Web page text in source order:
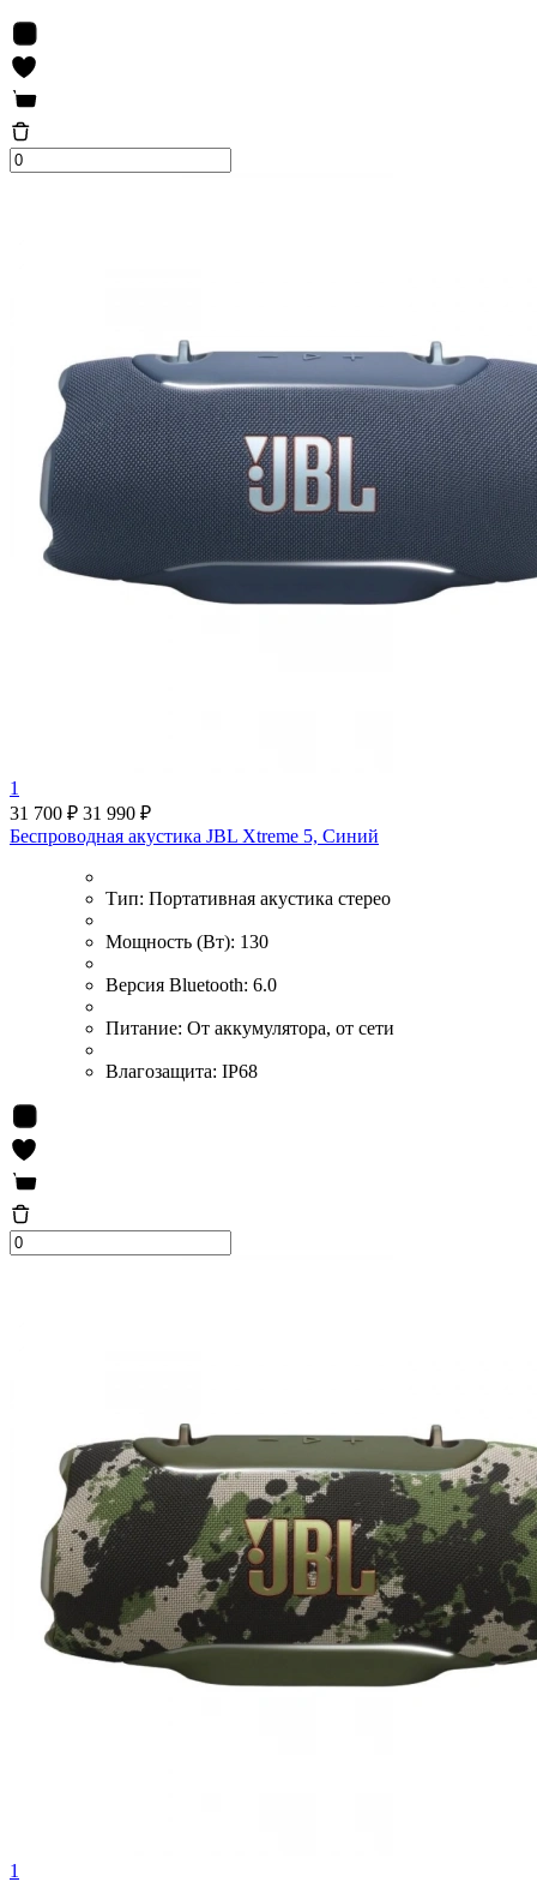
1
31 700 ₽ 31 990 ₽
Беспроводная акустика JBL Xtreme 5, Синий
Тип: Портативная акустика стерео
Мощность (Вт): 130
Версия Bluetooth: 6.0
Питание: От аккумулятора, от сети
Влагозащита: IP68
1